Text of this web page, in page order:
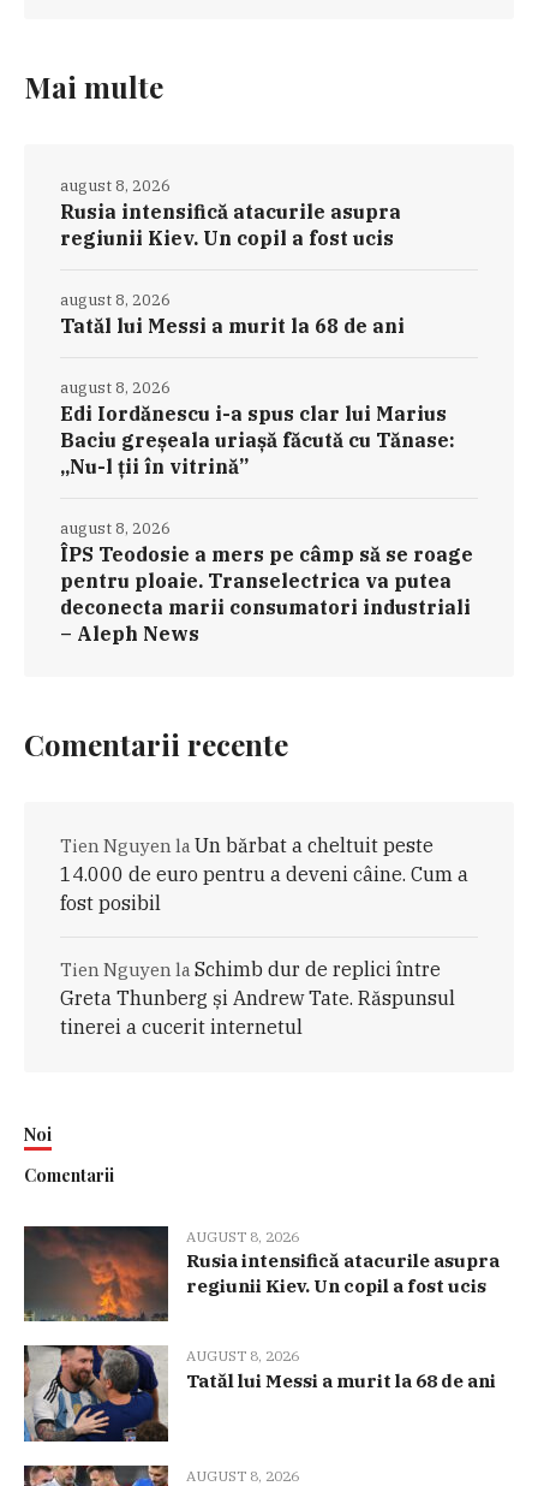
Mai multe
Rusia intensifică atacurile asupra
regiunii Kiev. Un copil a fost ucis
august 8, 2026
Tatăl lui Messi a murit la 68 de ani
august 8, 2026
Edi Iordănescu i-a spus clar lui Marius
Baciu greșeala uriașă făcută cu Tănase:
„Nu-l ții în vitrină”
august 8, 2026
ÎPS Teodosie a mers pe câmp să se roage
pentru ploaie. Transelectrica va putea
deconecta marii consumatori industriali
– Aleph News
august 8, 2026
Comentarii recente
Tien Nguyenla Un bărbat a cheltuit peste
14.000 de euro pentru a deveni câine. Cum a
fost posibil
Tien Nguyenla Schimb dur de replici între
Greta Thunberg și Andrew Tate. Răspunsul
tinerei a cucerit internetul
Noi
Comentarii
AUGUST 8, 2026
Rusia intensifică atacurile asupra
regiunii Kiev. Un copil a fost ucis
AUGUST 8, 2026
Tatăl lui Messi a murit la 68 de ani
AUGUST 8, 2026